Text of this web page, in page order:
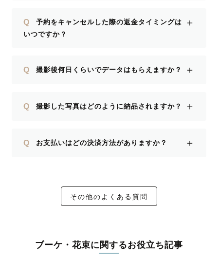
Q
予約をキャンセルした際の返金タイミングは
いつですか？
＋
Q 撮影後何日くらいでデータはもらえますか？ ＋
Q 撮影した写真はどのように納品されますか？ ＋
Q お支払いはどの決済方法がありますか？ ＋
その他のよくある質問
ブーケ・花束に関するお役立ち記事